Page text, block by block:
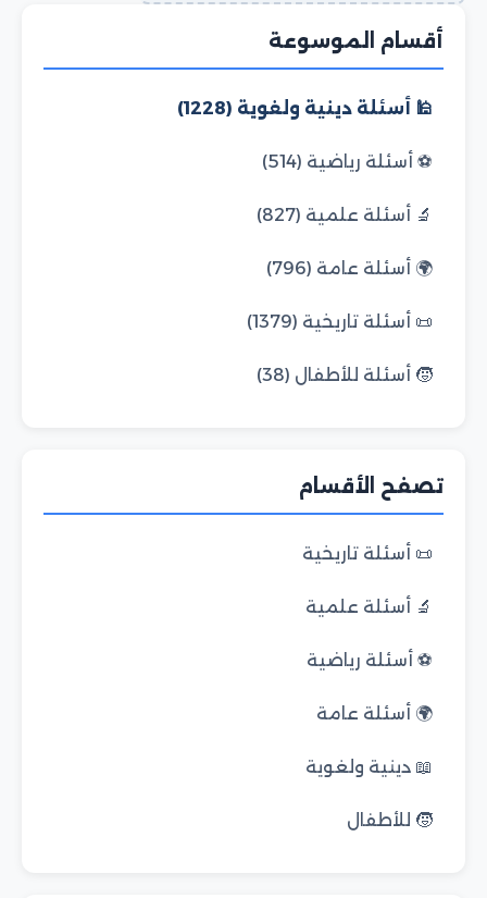
أقسام الموسوعة
🕌 أسئلة دينية ولغوية (1228)
⚽ أسئلة رياضية (514)
🔬 أسئلة علمية (827)
🌍 أسئلة عامة (796)
📜 أسئلة تاريخية (1379)
🧒 أسئلة للأطفال (38)
تصفح الأقسام
📜 أسئلة تاريخية
🔬 أسئلة علمية
⚽ أسئلة رياضية
🌍 أسئلة عامة
📖 دينية ولغوية
🧒 للأطفال